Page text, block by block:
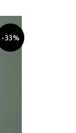
-33%